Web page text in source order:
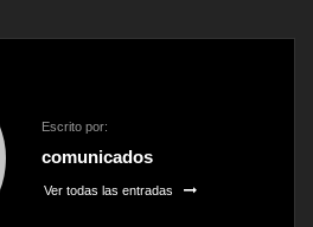
Escrito por:
comunicados
Ver todas las entradas